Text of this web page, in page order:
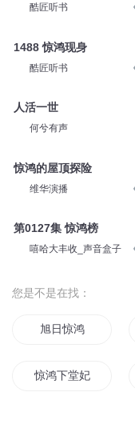
酷匠听书
1488 惊鸿现身
酷匠听书
人活一世
何兮有声
惊鸿的屋顶探险
维华演播
第0127集 惊鸿榜
嘻哈大丰收_声音盒子
您是不是在找：
旭日惊鸿
惊鸿下堂妃